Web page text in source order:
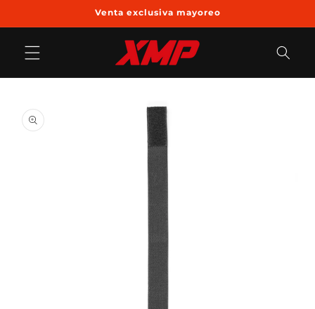
al contenido
Venta exclusiva mayoreo
a la
información